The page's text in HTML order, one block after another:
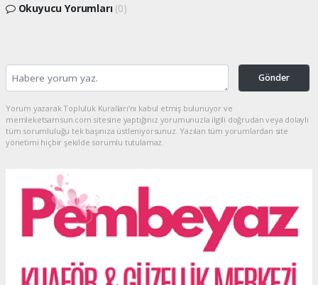
Okuyucu Yorumları (0)
Gönder
Yorum yazarak Topluluk Kuralları’nı kabul etmiş bulunuyor ve
memleketsamsun.com sitesine yaptığınız yorumunuzla ilgili doğrudan veya dolaylı
tüm sorumluluğu tek başınıza üstleniyorsunuz. Yazılan tüm yorumlardan site
yönetimi hiçbir şekilde sorumlu tutulamaz.